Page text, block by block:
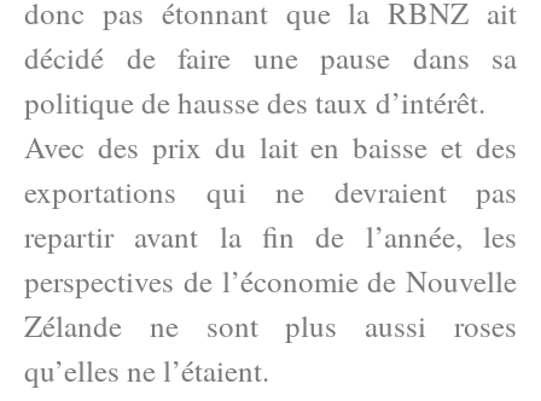
donc pas étonnant que la RBNZ ait
décidé de faire une pause dans sa
politique de hausse des taux d’intérêt.
Avec des prix du lait en baisse et des
exportations qui ne devraient pas
repartir avant la fin de l’année, les
perspectives de l’économie de Nouvelle
Zélande ne sont plus aussi roses
qu’elles ne l’étaient.